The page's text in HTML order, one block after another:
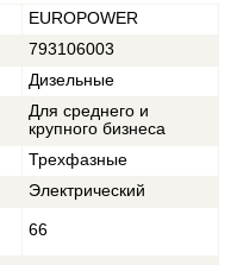
EUROPOWER
793106003
Дизельные
Для среднего и
крупного бизнеса
Трехфазные
Электрический
66